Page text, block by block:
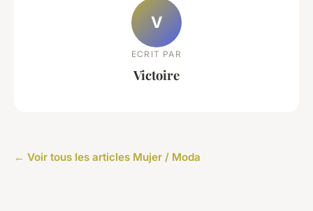
V
ECRIT PAR
Victoire
← Voir tous les articles Mujer / Moda